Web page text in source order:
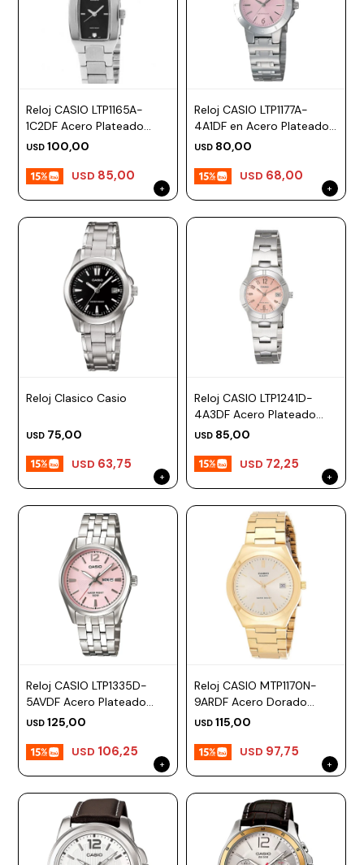
Reloj CASIO LTP1165A-
1C2DF Acero Plateado
Esfera 21mm
USD 100,00
USD 85,00
Reloj CASIO LTP1177A-
4A1DF en Acero Plateado
Esfera 25mm
USD 80,00
USD 68,00
Reloj Clasico Casio
USD 75,00
USD 63,75
Reloj CASIO LTP1241D-
4A3DF Acero Plateado
Esfera 28mm
USD 85,00
USD 72,25
Reloj CASIO LTP1335D-
5AVDF Acero Plateado
Esfera 30mm
USD 125,00
USD 106,25
Reloj CASIO MTP1170N-
9ARDF Acero Dorado
Esfera 38mm
USD 115,00
USD 97,75